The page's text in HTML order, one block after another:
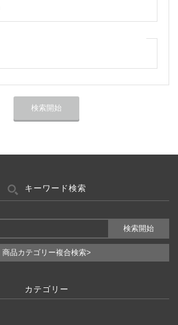
キーワード検索
商品カテゴリー複合検索>
カテゴリー